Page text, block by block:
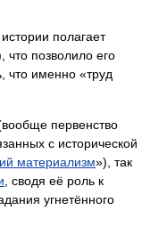
полагает
что позволило его
что именно «труд
первенство
с исторической
материализм»), так
, сводя её роль к
угнетённого